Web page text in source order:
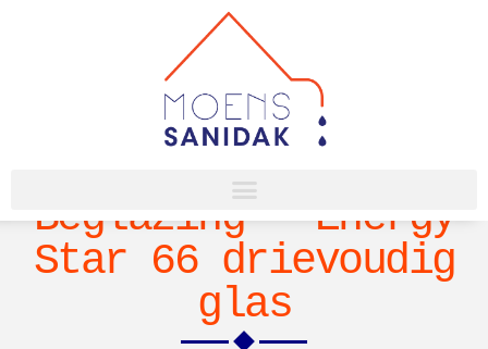
Beglazing – Energy
Star 66 drievoudig
glas